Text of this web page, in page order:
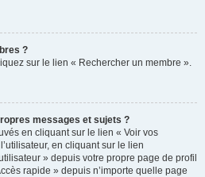
?
sur le lien « Rechercher un membre ».
messages et sujets ?
en cliquant sur le lien « Voir vos
en cliquant sur le lien
» depuis votre propre page de profil
rapide » depuis n’importe quelle page